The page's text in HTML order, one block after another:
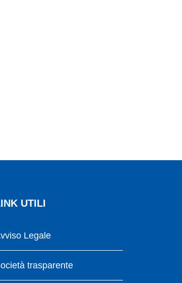
UTILI
Legale
trasparente